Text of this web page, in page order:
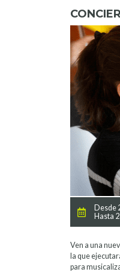
Desde
Hasta
Ven a una
la que
para